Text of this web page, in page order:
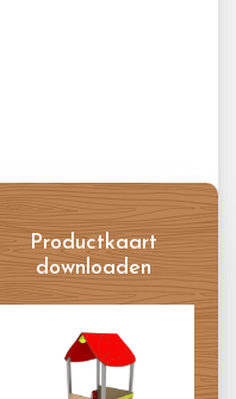
Productkaart
downloaden